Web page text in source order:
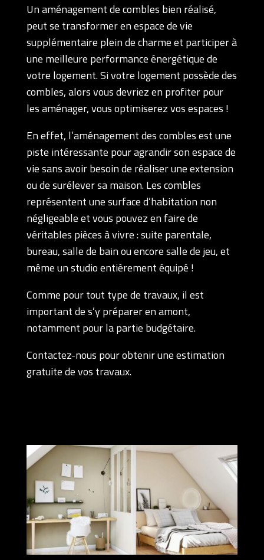
Un aménagement de combles bien réalisé,
peut se transformer en espace de vie
supplémentaire plein de charme et participer à
une meilleure performance énergétique de
votre logement. Si votre logement possède des
combles, alors vous devriez en profiter pour
les aménager, vous optimiserez vos espaces !
En effet, l’aménagement des combles est une
piste intéressante pour agrandir son espace de
vie sans avoir besoin de réaliser une extension
ou de surélever sa maison. Les combles
représentent une surface d’habitation non
négligeable et vous pouvez en faire de
véritables pièces à vivre : suite parentale,
bureau, salle de bain ou encore salle de jeu, et
même un studio entièrement équipé !
Comme pour tout type de travaux, il est
important de s’y préparer en amont,
notamment pour la partie budgétaire.
Contactez-nous pour obtenir une estimation
gratuite de vos travaux.